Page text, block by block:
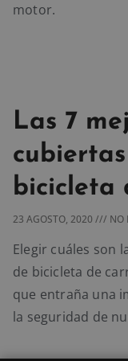
motor.
Las 7
bicicleta
23 AGOSTO, 2020 NO
Elegir cuáles son
de bicicleta de
que entraña una
la seguridad de